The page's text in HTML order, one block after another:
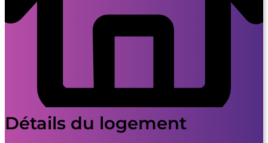
Détails du logement